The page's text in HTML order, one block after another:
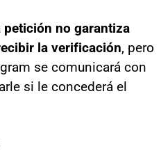
petición no garantiza
la verificación, pero
se comunicará con
si le concederá el